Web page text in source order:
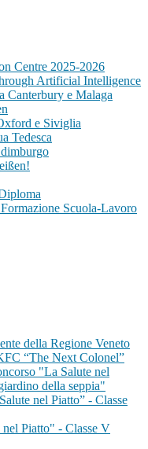
Centre 2025-2026
Artificial Intelligence
Canterbury e Malaga
e Siviglia
Tedesca
Scuola-Lavoro
della Regione Veneto
“The Next Colonel”
"La Salute nel
della seppia"
nel Piatto” - Classe
Piatto" - Classe V